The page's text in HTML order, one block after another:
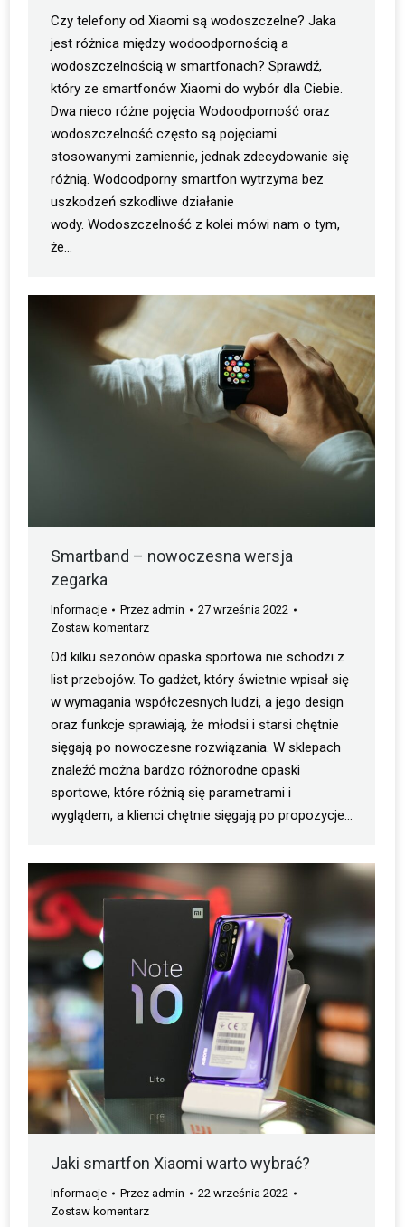
Czy telefony od Xiaomi są wodoszczelne? Jaka
jest różnica między wodoodpornością a
wodoszczelnością w smartfonach? Sprawdź,
który ze smartfonów Xiaomi do wybór dla Ciebie.
Dwa nieco różne pojęcia Wodoodporność oraz
wodoszczelność często są pojęciami
stosowanymi zamiennie, jednak zdecydowanie się
różnią. Wodoodporny smartfon wytrzyma bez
uszkodzeń szkodliwe działanie
wody. Wodoszczelność z kolei mówi nam o tym,
że…
Smartband – nowoczesna wersja
zegarka
Informacje Przez admin
27 września 2022
Zostaw komentarz
Od kilku sezonów opaska sportowa nie schodzi z
list przebojów. To gadżet, który świetnie wpisał się
w wymagania współczesnych ludzi, a jego design
oraz funkcje sprawiają, że młodsi i starsi chętnie
sięgają po nowoczesne rozwiązania. W sklepach
znaleźć można bardzo różnorodne opaski
sportowe, które różnią się parametrami i
wyglądem, a klienci chętnie sięgają po propozycje…
Jaki smartfon Xiaomi warto wybrać?
Informacje Przez admin
22 września 2022
Zostaw komentarz